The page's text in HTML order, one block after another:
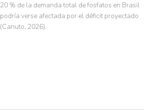
20 % de la demanda total de fosfatos en Brasil
podría verse afectada por el déficit proyectado
(Canuto, 2026).